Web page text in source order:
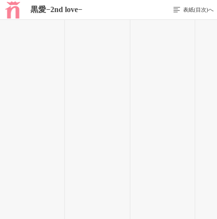
黒愛−2nd love− 表紙(目次)へ